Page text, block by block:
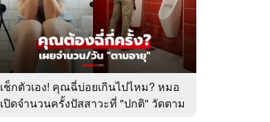
เช็กตัวเอง! คุณฉี่บ่อยเกินไปไหม? หมอ
เปิดจำนวนครั้งปัสสาวะที่ "ปกติ" วัดตาม